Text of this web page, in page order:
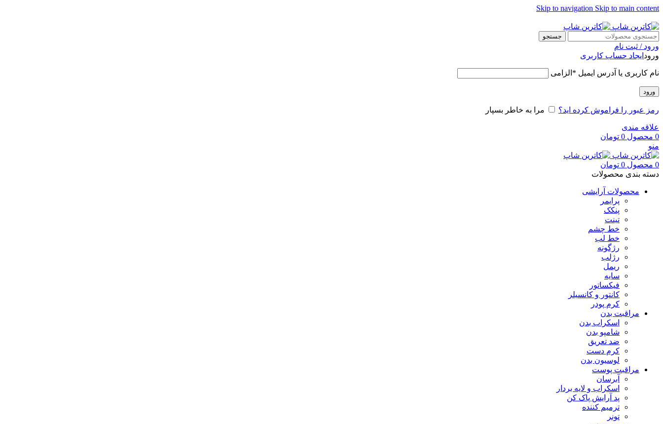
Skip to navigation Skip to main content
جستجو
ورود / ثبت نام
ورود ایجاد حساب کاربری
نام کاربری یا آدرس ایمیل * الزامی
ورود
رمز عبور را فراموش کرده اید؟ مرا به خاطر بسپار
علاقه مندی
0 محصول 0 تومان
منو
0 محصول 0 تومان
دسته بندی محصولات
محصولات آرایشی
پرایمر
پنکک
تینت
خط چشم
خط لب
رژگونه
رژلب
ریمل
سایه
فیکساتور
کانتور و کانسیلر
کرم پودر
مراقبت بدن
اسکراب بدن
شامپو بدن
ضد تعریق
کرم دست
لوسیون بدن
مراقبت پوست
آبرسان
اسکراب و لایه بردار
پد آرایش پاک کن
ترمیم کننده
تونر